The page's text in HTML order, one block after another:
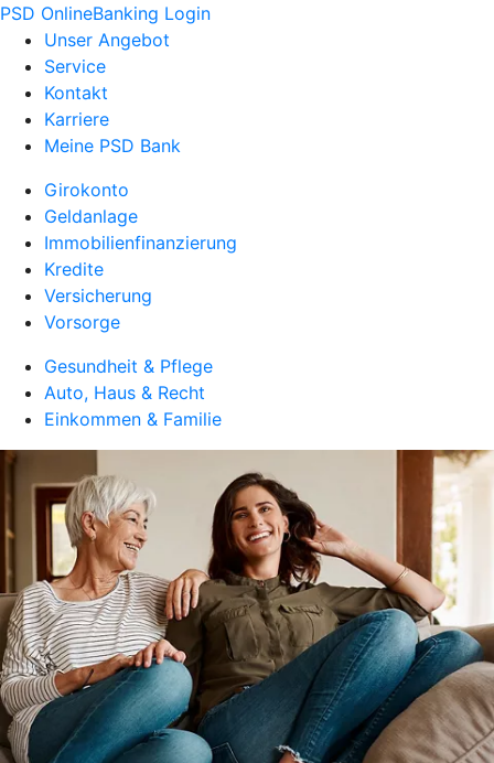
PSD OnlineBanking Login
Unser Angebot
Service
Kontakt
Karriere
Meine PSD Bank
Girokonto
Geldanlage
Immobilienfinanzierung
Kredite
Versicherung
Vorsorge
Gesundheit & Pflege
Auto, Haus & Recht
Einkommen & Familie